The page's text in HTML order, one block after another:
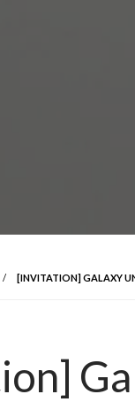
[INVITATION] GALAXY